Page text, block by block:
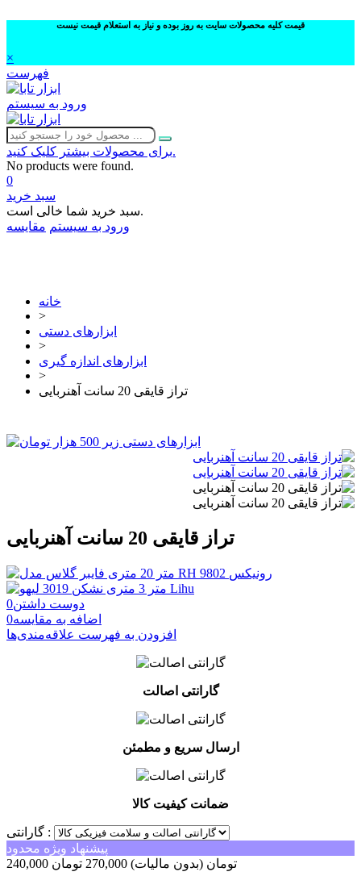
قیمت کلیه محصولات سایت به روز بوده و نیاز به استعلام قیمت نیست
×
فهرست
ورود به سیستم
برای محصولات بیشتر کلیک کنید.
No products were found.
0
سبد خرید
سبد خرید شما خالی است.
ورود به سیستم مقایسه
خانه
>
ابزارهای دستی
>
ابزارهای اندازه گیری
>
تراز قایقی 20 سانت آهنربایی
تراز قایقی 20 سانت آهنربایی
دوست داشتن0
اضافه به مقایسه0
افزودن به فهرست علاقه‌مندی‌ها
گارانتی اصالت
ارسال سریع و مطمئن
ضمانت کیفیت کالا
گارانتی :
پیشنهاد ویژه محدود
240,000 تومان (بدون مالیات) 270,000 تومان